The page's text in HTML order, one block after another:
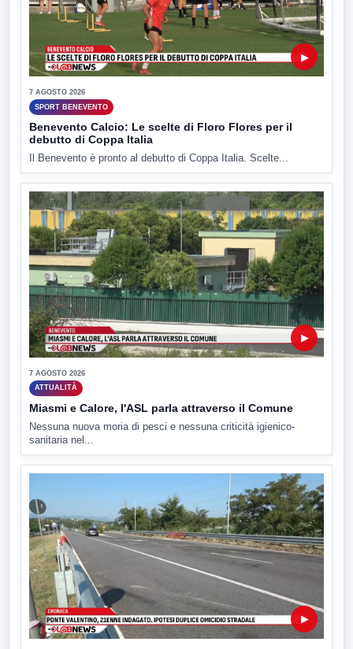
▶
7 AGOSTO 2026
SPORT BENEVENTO
Benevento Calcio: Le scelte di Floro Flores per il
debutto di Coppa Italia
Il Benevento è pronto al debutto di Coppa Italia. Scelte...
▶
7 AGOSTO 2026
ATTUALITÀ
Miasmi e Calore, l'ASL parla attraverso il Comune
Nessuna nuova moria di pesci e nessuna criticità igienico-
sanitaria nel...
▶